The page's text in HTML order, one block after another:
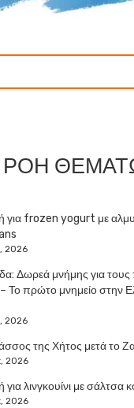
ΡΟΗ
για frozen yogurt με
2026
Δωρεά μνήμης για τους
Το πρώτο μνημείο στην
2026
της Χήτος μετά το
2026
για λινγκουίνι με σάλτσα
2026